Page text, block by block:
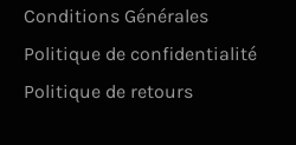
Conditions Générales
Politique de confidentialité
Politique de retours